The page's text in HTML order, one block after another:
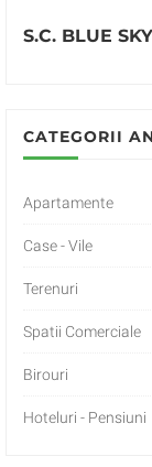
S.C. BLUE
CATEGORII
Apartamente
Case - Vile
Terenuri
Spatii Comerciale
Birouri
Hoteluri - Pensiuni